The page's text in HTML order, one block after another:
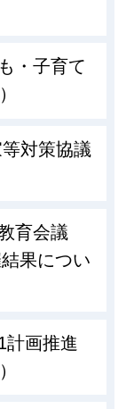
・子育て
対策協議
育会議
果につい
画推進